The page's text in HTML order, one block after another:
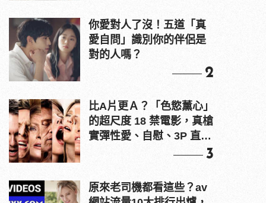
你愛對人了沒！五道「真
愛自問」識別你的伴侶是
對的人嗎？
2
比A片更Ａ？「色慾薰心」
的超尺度 18 禁電影，真槍
實彈性愛、自慰、3P 直接
3
原來老司機都看這些？av